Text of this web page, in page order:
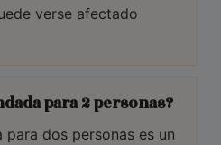
verse afectado
para 2 personas?
dos personas es un